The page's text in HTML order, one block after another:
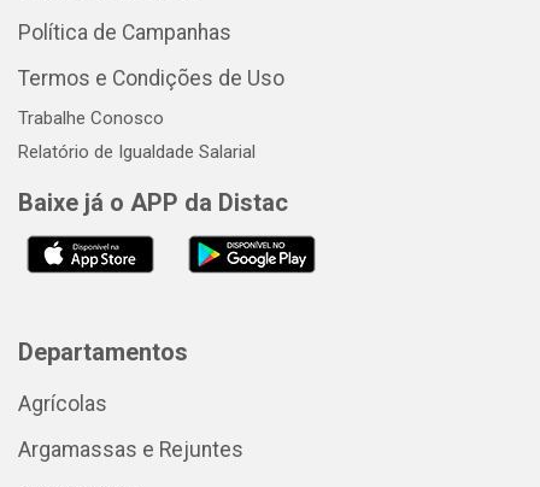
Política de Campanhas
Termos e Condições de Uso
Trabalhe Conosco
Relatório de Igualdade Salarial
Baixe já o APP da Distac
Departamentos
Agrícolas
Argamassas e Rejuntes